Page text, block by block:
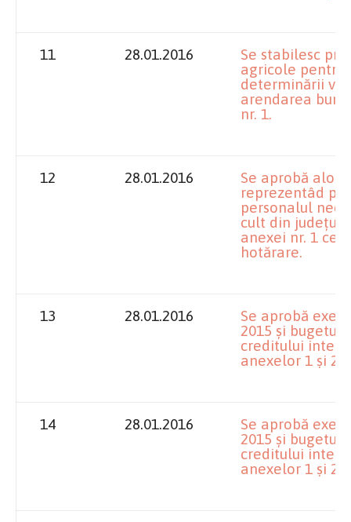
11 28.01.2016
Se stabilesc
agricole pentru
determinării
arendarea
nr. 1.
12 28.01.2016
Se aprobă
reprezentâd
personalul
cult din județul
anexei nr. 1 ce
hotărare.
13 28.01.2016
Se aprobă
2015 și bugetul
creditului intern
anexelor 1 și 2.
14 28.01.2016
Se aprobă
2015 și bugetul
creditului intern
anexelor 1 și 2.